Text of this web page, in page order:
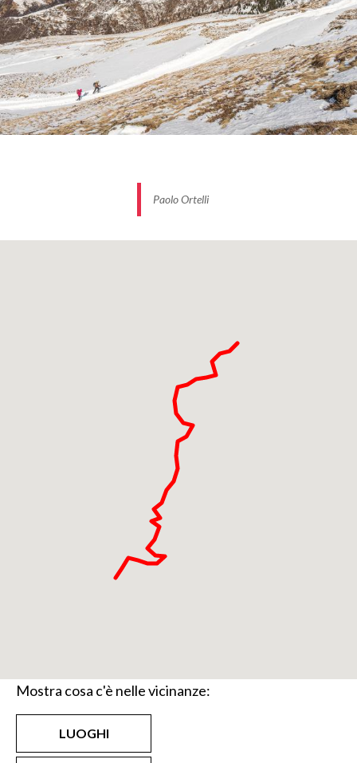
ancora il passo di San Lucio, con l’omonimo Rifugio
(Orobie 339 – dicembre 2018) e il Monte Garzirola.
Si prende quota e ci si addentra nell’ambiente
innevato arrivando in Località Tecchio. Qui si
incrocia il Sentiero delle Quattro valli e la Via del
Ferro. Da questo punto non si fa altro che seguire il
Paolo Ortelli
Mostra cosa c'è nelle vicinanze:
LUOGHI